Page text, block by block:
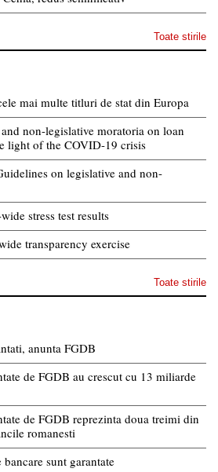
Toate stirile
mai multe titluri de stat din Europa
non-legislative moratoria on loan
light of the COVID-19 crisis
on legislative and non-
stress test results
transparency exercise
Toate stirile
anunta FGDB
de FGDB au crescut cu 13 miliarde
de FGDB reprezinta doua treimi din
romanesti
sunt garantate